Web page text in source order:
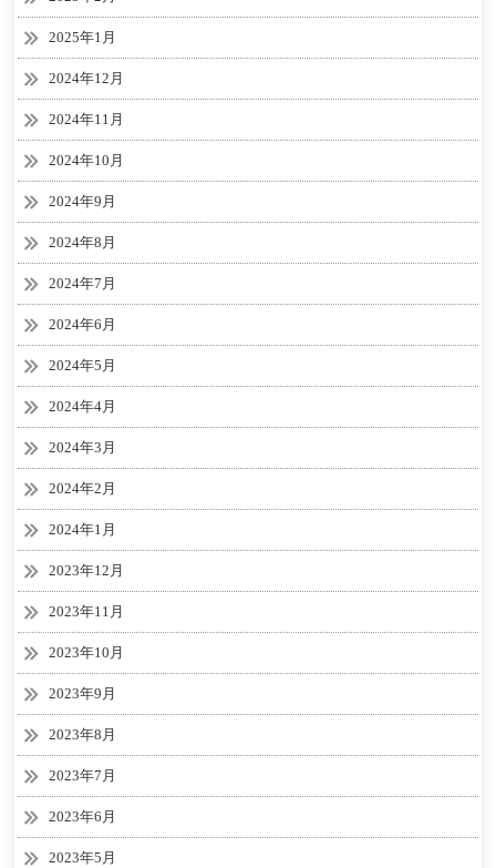
2025年1月
2024年12月
2024年11月
2024年10月
2024年9月
2024年8月
2024年7月
2024年6月
2024年5月
2024年4月
2024年3月
2024年2月
2024年1月
2023年12月
2023年11月
2023年10月
2023年9月
2023年8月
2023年7月
2023年6月
2023年5月